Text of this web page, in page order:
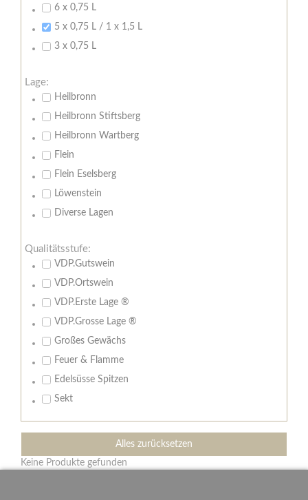
6 x 0,75 L
5 x 0,75 L / 1 x 1,5 L
3 x 0,75 L
Lage:
Heilbronn
Heilbronn Stiftsberg
Heilbronn Wartberg
Flein
Flein Eselsberg
Löwenstein
Diverse Lagen
Qualitätsstufe:
VDP.Gutswein
VDP.Ortswein
VDP.Erste Lage ®
VDP.Grosse Lage ®
Großes Gewächs
Feuer & Flamme
Edelsüsse Spitzen
Sekt
Alles zurücksetzen
Keine Produkte gefunden